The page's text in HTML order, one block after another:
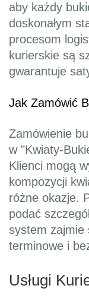
aby każdy
doskonałym
procesom
kurierskie są
gwarantuje
Jak Zamówić
Zamówienie
w "Kwiaty-
Klienci mogą
kompozycji
różne okazje.
podać
system zajmie
terminowe i
Usługi